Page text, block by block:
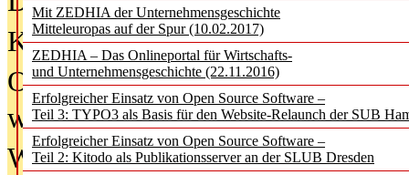
Mit ZEDHIA der Unternehmensgeschichte
Mitteleuropas auf der Spur (10.02.2017)
ZEDHIA – Das Onlineportal für Wirtschafts-
und Unternehmensgeschichte (22.11.2016)
Erfolgreicher Einsatz von Open Source Software –
Teil 3: TYPO3 als Basis für den Website-Relaunch der SUB
Erfolgreicher Einsatz von Open Source Software –
Teil 2: Kitodo als Publikationsserver an der SLUB Dresden
KI-Chatbots werden Teil der
Offene Infrastrukturen für
wissenschaftliche
Warum die Debatte über KI-Texte